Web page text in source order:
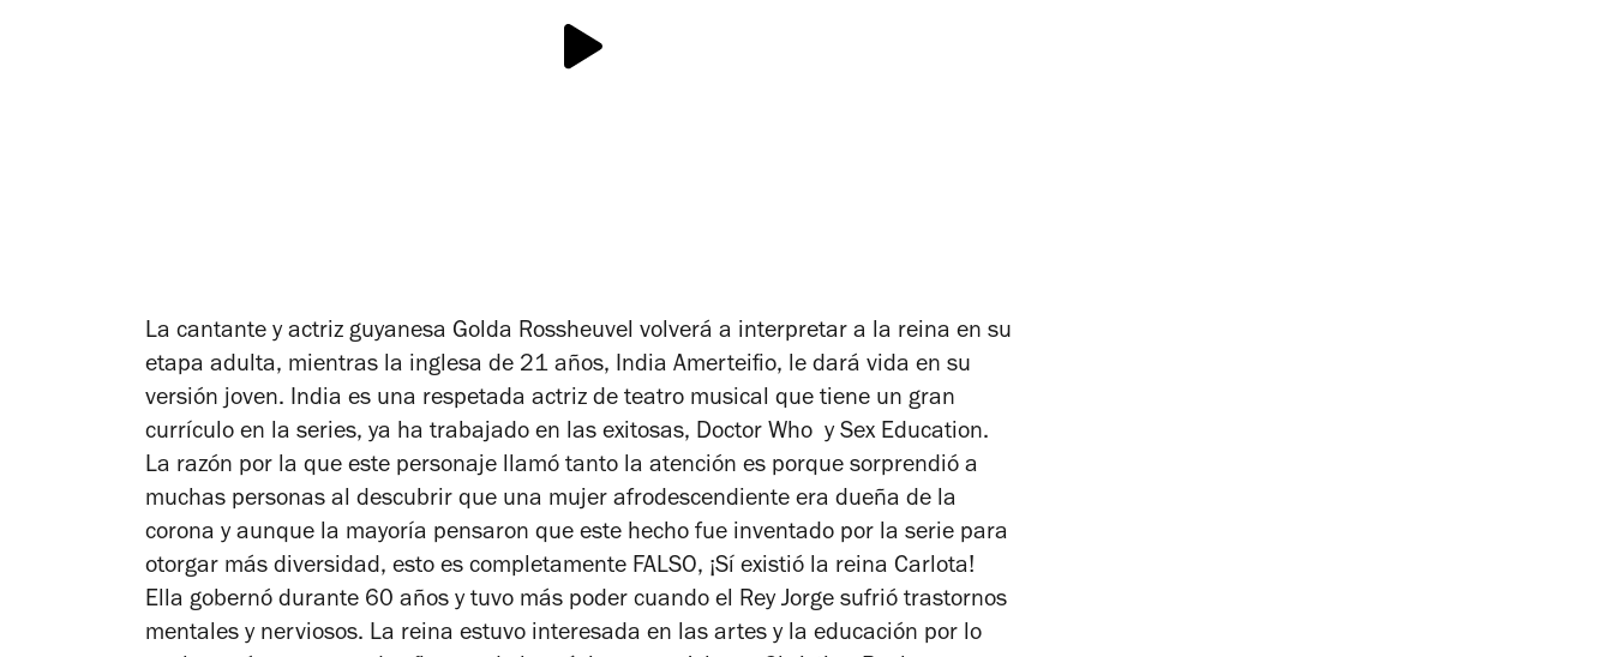
La cantante y actriz guyanesa Golda Rossheuvel volverá a interpretar a la reina en su
etapa adulta, mientras la inglesa de 21 años, India Amerteifio, le dará vida en su
versión joven. India es una respetada actriz de teatro musical que tiene un gran
currículo en la series, ya ha trabajado en las exitosas, Doctor Who y Sex Education.
La razón por la que este personaje llamó tanto la atención es porque sorprendió a
muchas personas al descubrir que una mujer afrodescendiente era dueña de la
corona y aunque la mayoría pensaron que este hecho fue inventado por la serie para
otorgar más diversidad, esto es completamente FALSO, ¡Sí existió la reina Carlota!
Ella gobernó durante 60 años y tuvo más poder cuando el Rey Jorge sufrió trastornos
mentales y nerviosos. La reina estuvo interesada en las artes y la educación por lo